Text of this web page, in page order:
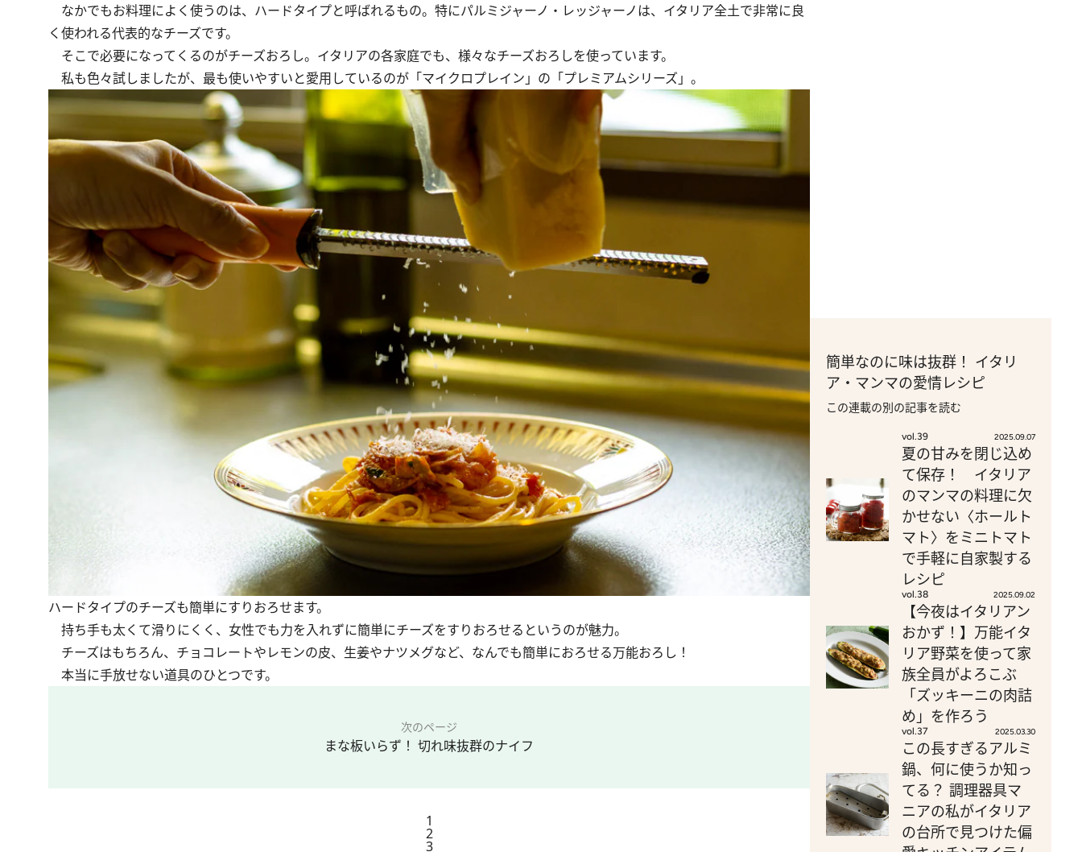
なかでもお料理によく使うのは、ハードタイプと呼ばれるもの。特にパルミジャーノ・レッジャーノは、イタリア全土で非常に良
く使われる代表的なチーズです。
そこで必要になってくるのがチーズおろし。イタリアの各家庭でも、様々なチーズおろしを使っています。
私も色々試しましたが、最も使いやすいと愛用しているのが「マイクロプレイン」の「プレミアムシリーズ」。
ハードタイプのチーズも簡単にすりおろせます。
持ち手も太くて滑りにくく、女性でも力を入れずに簡単にチーズをすりおろせるというのが魅力。
チーズはもちろん、チョコレートやレモンの皮、生姜やナツメグなど、なんでも簡単におろせる万能おろし！
本当に手放せない道具のひとつです。
次のページ
まな板いらず！ 切れ味抜群のナイフ
1
2
3
簡単なのに味は抜群！ イタリ
ア・マンマの愛情レシピ
この連載の別の記事を読む
vol.39 2025.09.07
夏の甘みを閉じ込め
て保存！ イタリア
のマンマの料理に欠
かせない〈ホールト
マト〉をミニトマト
で手軽に自家製する
レシピ
vol.38 2025.09.02
【今夜はイタリアン
おかず！】万能イタ
リア野菜を使って家
族全員がよろこぶ
「ズッキーニの肉詰
め」を作ろう
vol.37 2025.03.30
この長すぎるアルミ
鍋、何に使うか知っ
てる？ 調理器具マ
ニアの私がイタリア
の台所で見つけた偏